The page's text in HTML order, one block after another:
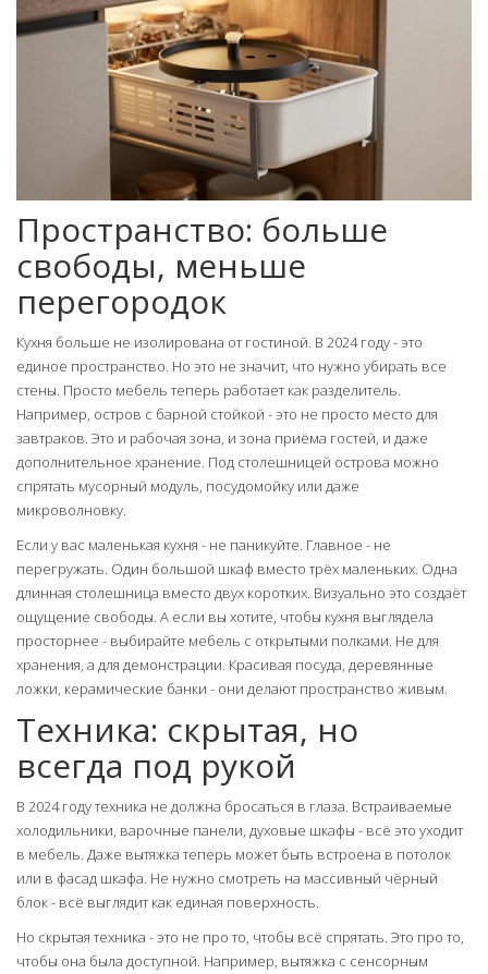
Пространство: больше
свободы, меньше
перегородок
Кухня больше не изолирована от гостиной. В 2024 году - это
единое пространство. Но это не значит, что нужно убирать все
стены. Просто мебель теперь работает как разделитель.
Например, остров с барной стойкой - это не просто место для
завтраков. Это и рабочая зона, и зона приёма гостей, и даже
дополнительное хранение. Под столешницей острова можно
спрятать мусорный модуль, посудомойку или даже
микроволновку.
Если у вас маленькая кухня - не паникуйте. Главное - не
перегружать. Один большой шкаф вместо трёх маленьких. Одна
длинная столешница вместо двух коротких. Визуально это создаёт
ощущение свободы. А если вы хотите, чтобы кухня выглядела
просторнее - выбирайте мебель с открытыми полками. Не для
хранения, а для демонстрации. Красивая посуда, деревянные
ложки, керамические банки - они делают пространство живым.
Техника: скрытая, но
всегда под рукой
В 2024 году техника не должна бросаться в глаза. Встраиваемые
холодильники, варочные панели, духовые шкафы - всё это уходит
в мебель. Даже вытяжка теперь может быть встроена в потолок
или в фасад шкафа. Не нужно смотреть на массивный чёрный
блок - всё выглядит как единая поверхность.
Но скрытая техника - это не про то, чтобы всё спрятать. Это про то,
чтобы она была доступной. Например, вытяжка с сенсорным